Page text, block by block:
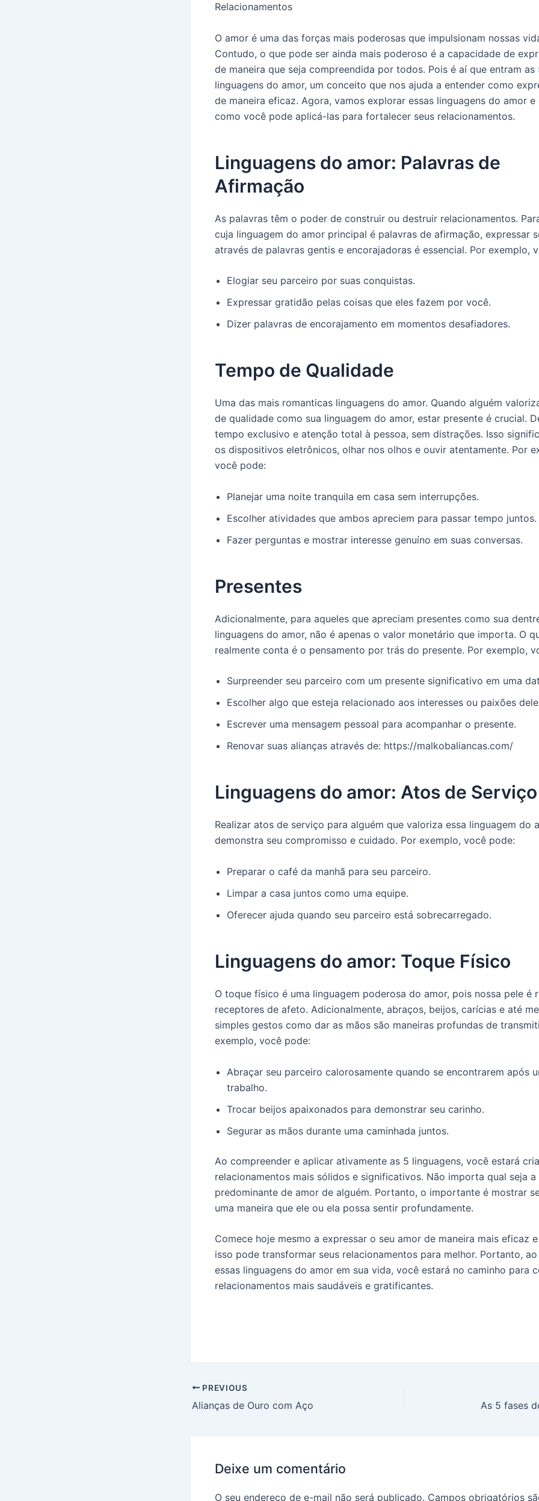
Relacionamentos
O amor é uma das forças mais poderosas que impulsionam nossas
Contudo, o que pode ser ainda mais poderoso é a capacidade de
de maneira que seja compreendida por todos. Pois é aí que entram as
linguagens do amor, um conceito que nos ajuda a entender como
de maneira eficaz. Agora, vamos explorar essas linguagens do amor
como você pode aplicá-las para fortalecer seus relacionamentos.
Linguagens do amor: Palavras de
Afirmação
As palavras têm o poder de construir ou destruir relacionamentos.
cuja linguagem do amor principal é palavras de afirmação, expressar
através de palavras gentis e encorajadoras é essencial. Por exemplo,
Elogiar seu parceiro por suas conquistas.
Expressar gratidão pelas coisas que eles fazem por você.
Dizer palavras de encorajamento em momentos desafiadores.
Tempo de Qualidade
Uma das mais romanticas linguagens do amor. Quando alguém
de qualidade como sua linguagem do amor, estar presente é crucial.
tempo exclusivo e atenção total à pessoa, sem distrações. Isso
os dispositivos eletrônicos, olhar nos olhos e ouvir atentamente. Por
você pode:
Planejar uma noite tranquila em casa sem interrupções.
Escolher atividades que ambos apreciem para passar tempo juntos.
Fazer perguntas e mostrar interesse genuíno em suas conversas.
Presentes
Adicionalmente, para aqueles que apreciam presentes como sua
linguagens do amor, não é apenas o valor monetário que importa. O
realmente conta é o pensamento por trás do presente. Por exemplo,
Surpreender seu parceiro com um presente significativo em uma
Escolher algo que esteja relacionado aos interesses ou paixões
Escrever uma mensagem pessoal para acompanhar o presente.
Renovar suas alianças através de: https://malkobaliancas.com/
Linguagens do amor: Atos de Serviço
Realizar atos de serviço para alguém que valoriza essa linguagem do
demonstra seu compromisso e cuidado. Por exemplo, você pode:
Preparar o café da manhã para seu parceiro.
Limpar a casa juntos como uma equipe.
Oferecer ajuda quando seu parceiro está sobrecarregado.
Linguagens do amor: Toque Físico
O toque físico é uma linguagem poderosa do amor, pois nossa pele é
receptores de afeto. Adicionalmente, abraços, beijos, carícias e até
simples gestos como dar as mãos são maneiras profundas de
exemplo, você pode:
Abraçar seu parceiro calorosamente quando se encontrarem após
trabalho.
Trocar beijos apaixonados para demonstrar seu carinho.
Segurar as mãos durante uma caminhada juntos.
Ao compreender e aplicar ativamente as 5 linguagens, você estará
relacionamentos mais sólidos e significativos. Não importa qual seja a
predominante de amor de alguém. Portanto, o importante é mostrar
uma maneira que ele ou ela possa sentir profundamente.
Comece hoje mesmo a expressar o seu amor de maneira mais eficaz
isso pode transformar seus relacionamentos para melhor. Portanto,
essas linguagens do amor em sua vida, você estará no caminho para
relacionamentos mais saudáveis e gratificantes.
PREVIOUS
Alianças de Ouro com Aço As 5 fases
Deixe um comentário
O seu endereço de e-mail não será publicado. Campos obrigatórios